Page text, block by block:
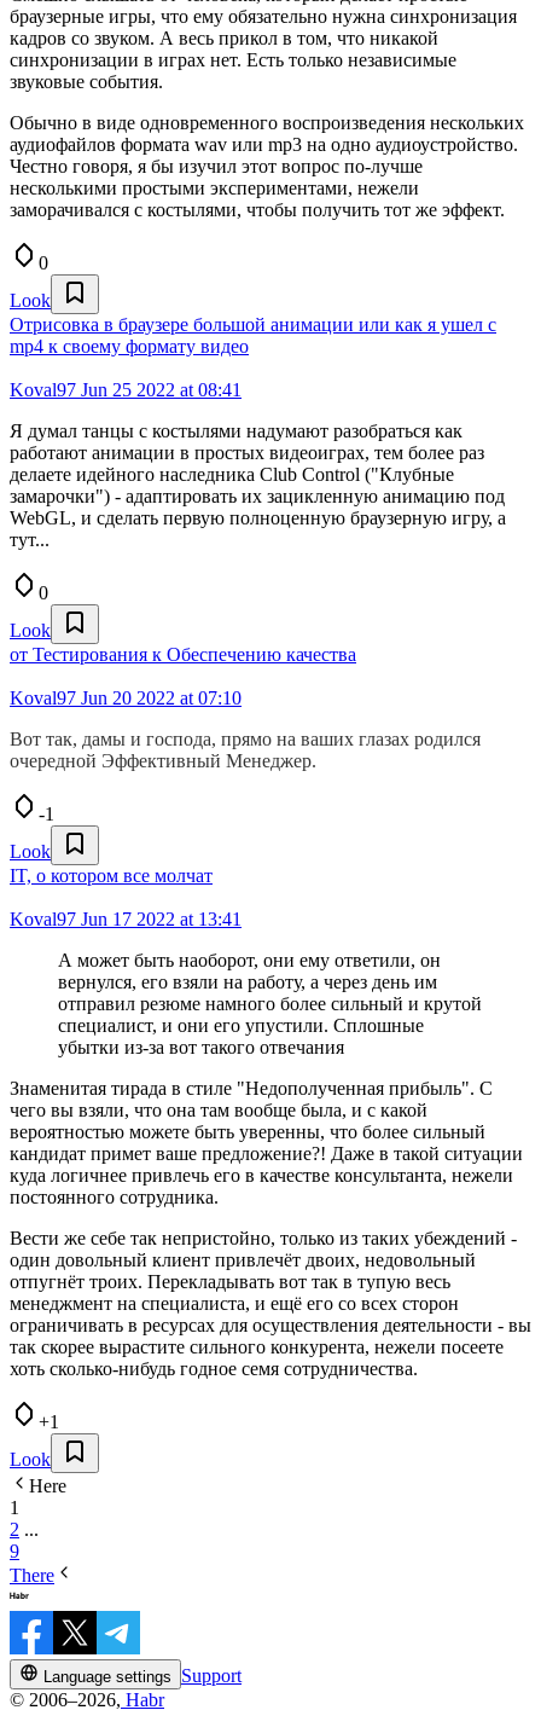
браузерные игры, что ему обязательно нужна синхронизация
кадров со звуком. А весь прикол в том, что никакой
синхронизации в играх нет. Есть только независимые
звуковые события.
Обычно в виде одновременного воспроизведения нескольких
аудиофайлов формата wav или mp3 на одно аудиоустройство.
Честно говоря, я бы изучил этот вопрос по-лучше
несколькими простыми экспериментами, нежели
заморачивался с костылями, чтобы получить тот же эффект.
0
Look
Отрисовка в браузере большой анимации или как я ушел с
mp4 к своему формату видео
Koval97 Jun 25 2022 at 08:41
Я думал танцы с костылями надумают разобраться как
работают анимации в простых видеоиграх, тем более раз
делаете идейного наследника Club Control ("Клубные
замарочки") - адаптировать их зацикленную анимацию под
WebGL, и сделать первую полноценную браузерную игру, а
тут...
0
Look
от Тестирования к Обеспечению качества
Koval97 Jun 20 2022 at 07:10
Вот так, дамы и господа, прямо на ваших глазах родился
очередной Эффективный Менеджер.
-1
Look
IT, о котором все молчат
Koval97 Jun 17 2022 at 13:41
А может быть наоборот, они ему ответили, он
вернулся, его взяли на работу, а через день им
отправил резюме намного более сильный и крутой
специалист, и они его упустили. Сплошные
убытки из-за вот такого отвечания
Знаменитая тирада в стиле "Недополученная прибыль". С
чего вы взяли, что она там вообще была, и с какой
вероятностью можете быть уверенны, что более сильный
кандидат примет ваше предложение?! Даже в такой ситуации
куда логичнее привлечь его в качестве консультанта, нежели
постоянного сотрудника.
Вести же себе так непристойно, только из таких убеждений -
один довольный клиент привлечёт двоих, недовольный
отпугнёт троих. Перекладывать вот так в тупую весь
менеджмент на специалиста, и ещё его со всех сторон
ограничивать в ресурсах для осуществления деятельности - вы
так скорее вырастите сильного конкурента, нежели посеете
хоть сколько-нибудь годное семя сотрудничества.
+1
Look
Here
1
2 ...
9
There
Language settings
Support
© 2006–2026, Habr